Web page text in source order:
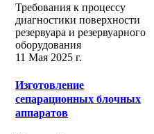
Требования к процессу
диагностики поверхности
резервуара и резервуарного
оборудования
11 Мая 2025 г.
Изготовление
сепарационных блочных
аппаратов